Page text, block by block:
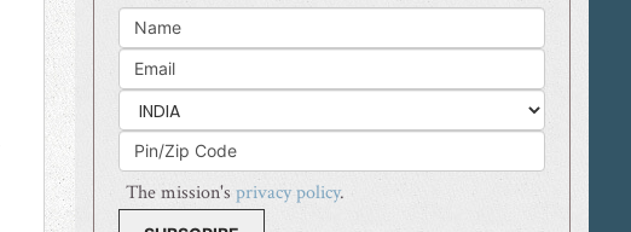
The mission'sprivacy policy.